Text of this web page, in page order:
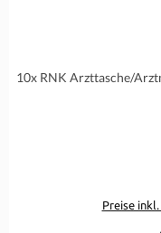
10x RNK Arzttasche/
Preise